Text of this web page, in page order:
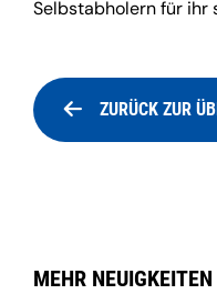
Selbstabholern für ihr
ZURÜCK ZUR
MEHR NEUIGKEITEN